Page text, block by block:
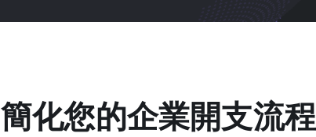
簡化您的企業開支流程